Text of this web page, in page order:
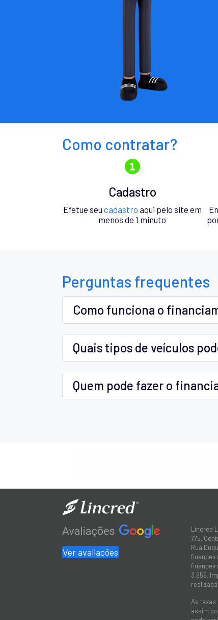
Como contratar?
Cadastro
Efetue seu cadastro aqui pelo site em
menos de 1 minuto
Perguntas frequentes
Como funciona o
Quais tipos de veículos
Quem pode fazer o
Ver avaliações
Lincred
775,
Rua
3.959.
As
assim